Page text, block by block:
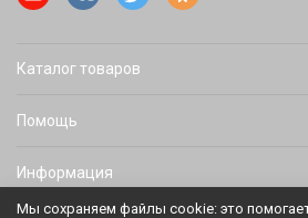
Каталог товаров
Помощь
Информация
Мы сохраняем файлы cookie: это